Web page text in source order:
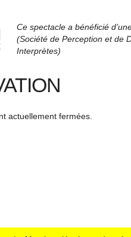
Ce spectacle a bénéficié
(Société de Perception et de
Interprètes)
actuellement fermées.